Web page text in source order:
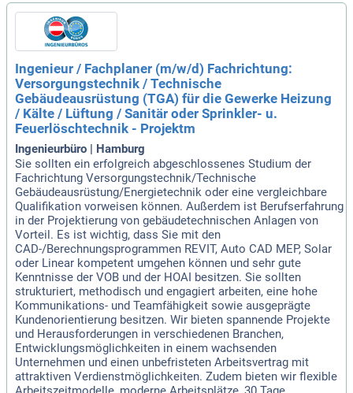
Ingenieur / Fachplaner (m/w/d) Fachrichtung:
Versorgungstechnik / Technische
Gebäudeausrüstung (TGA) für die Gewerke Heizung
/ Kälte / Lüftung / Sanitär oder Sprinkler- u.
Feuerlöschtechnik - Projektm
Ingenieurbüro | Hamburg
Sie sollten ein erfolgreich abgeschlossenes Studium der
Fachrichtung Versorgungstechnik/Technische
Gebäudeausrüstung/Energietechnik oder eine vergleichbare
Qualifikation vorweisen können. Außerdem ist Berufserfahrung
in der Projektierung von gebäudetechnischen Anlagen von
Vorteil. Es ist wichtig, dass Sie mit den
CAD-/Berechnungsprogrammen REVIT, Auto CAD MEP, Solar
oder Linear kompetent umgehen können und sehr gute
Kenntnisse der VOB und der HOAI besitzen. Sie sollten
strukturiert, methodisch und engagiert arbeiten, eine hohe
Kommunikations- und Teamfähigkeit sowie ausgeprägte
Kundenorientierung besitzen. Wir bieten spannende Projekte
und Herausforderungen in verschiedenen Branchen,
Entwicklungsmöglichkeiten in einem wachsenden
Unternehmen und einen unbefristeten Arbeitsvertrag mit
attraktiven Verdienstmöglichkeiten. Zudem bieten wir flexible